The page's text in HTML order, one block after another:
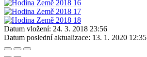
Datum vložení: 24. 3. 2018 23:56
Datum poslední aktualizace: 13. 1. 2020 12:35